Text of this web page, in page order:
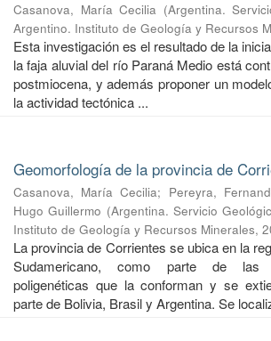
Casanova, María Cecilia (Argentina.
Argentino. Instituto de Geología y Recursos
Esta investigación es el resultado de la
la faja aluvial del río Paraná Medio está
postmiocena, y además proponer un
la actividad tectónica ...
Geomorfología de la provincia de
Casanova, María Cecilia; Pereyra,
Hugo Guillermo (Argentina. Servicio
Instituto de Geología y Recursos Minerales,
La provincia de Corrientes se ubica en la
Sudamericano, como parte de las
poligenéticas que la conforman y se
parte de Bolivia, Brasil y Argentina. Se